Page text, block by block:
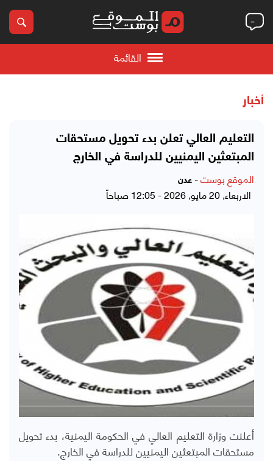
القائمة
أخبار
التعليم العالي تعلن بدء تحويل مستحقات
المبتعثين اليمنيين للدراسة في الخارج
الموقع بوست- عدن
الاربعاء, 20 مايو, 2026 - 12:05 صباحاً
أعلنت وزارة التعليم العالي في الحكومة اليمنية، بدء تحويل
مستحقات المبتعثين اليمنيين للدراسة في الخارج.